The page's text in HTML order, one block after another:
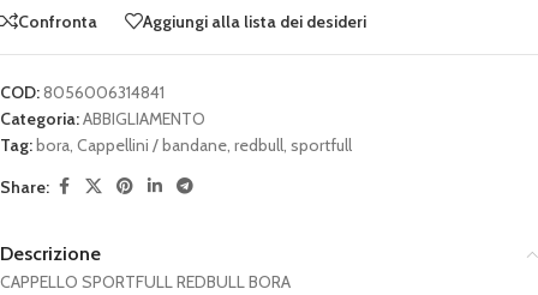
Confronta Aggiungi alla lista dei desideri
COD:8056006314841
Categoria:ABBIGLIAMENTO
Tag: bora, Cappellini / bandane, redbull, sportfull
Share:
Descrizione
CAPPELLO SPORTFULL REDBULL BORA